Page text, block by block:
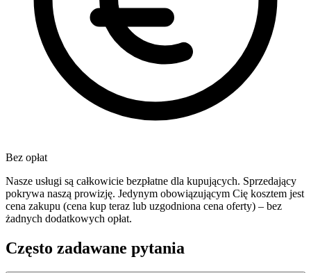
Bez opłat
Nasze usługi są całkowicie bezpłatne dla kupujących. Sprzedający
pokrywa naszą prowizję. Jedynym obowiązującym Cię kosztem jest
cena zakupu (cena kup teraz lub uzgodniona cena oferty) – bez
żadnych dodatkowych opłat.
Często zadawane pytania